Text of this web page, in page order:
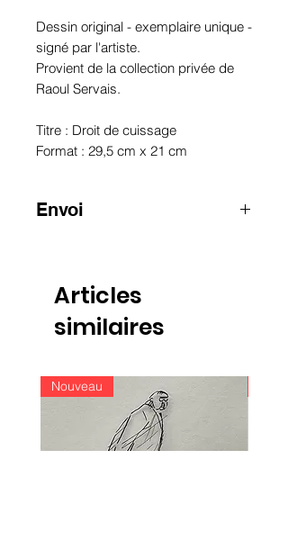
Dessin original - exemplaire unique -
signé par l'artiste.
Provient de la collection privée de
Raoul Servais.
Titre : Droit de cuissage
Format : 29,5 cm x 21 cm
Envoi
par e-mail
info@raoulservaiscollection.com
Articles
similaires
Nouveau